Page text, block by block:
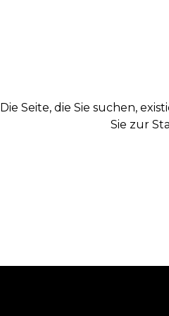
Die Seite, die Sie suchen,
Sie zur